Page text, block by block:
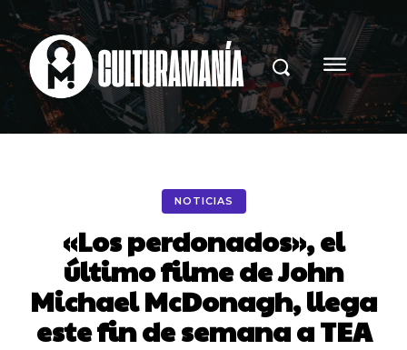
NOTICIAS
«Los perdonados», el
último filme de John
Michael McDonagh, llega
este fin de semana a TEA